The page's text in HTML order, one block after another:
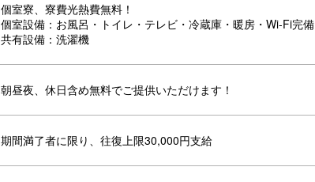
個室寮、寮費光熱費無料！
個室設備：お風呂・トイレ・テレビ・冷蔵庫・暖房・Wi-Fi完備
共有設備：洗濯機
朝昼夜、休日含め無料でご提供いただけます！
期間満了者に限り、往復上限30,000円支給